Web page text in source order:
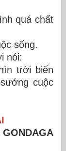
quá chất
sống.
nói:
trời biển
cuộc